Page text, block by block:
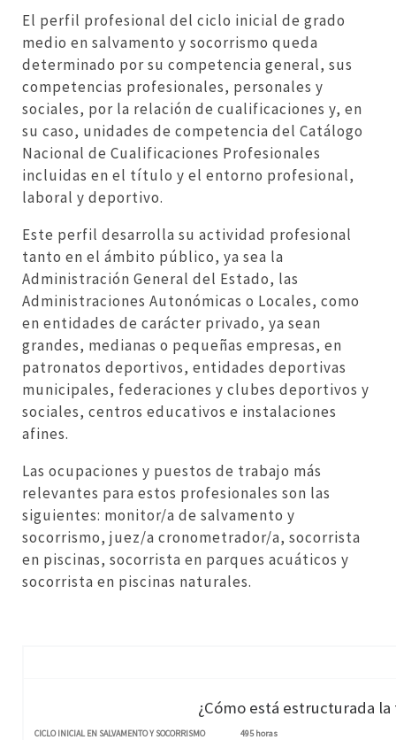
El perfil profesional del ciclo inicial de grado
medio en salvamento y socorrismo queda
determinado por su competencia general, sus
competencias profesionales, personales y
sociales, por la relación de cualificaciones y, en
su caso, unidades de competencia del Catálogo
Nacional de Cualificaciones Profesionales
incluidas en el título y el entorno profesional,
laboral y deportivo.
Este perfil desarrolla su actividad profesional
tanto en el ámbito público, ya sea la
Administración General del Estado, las
Administraciones Autonómicas o Locales, como
en entidades de carácter privado, ya sean
grandes, medianas o pequeñas empresas, en
patronatos deportivos, entidades deportivas
municipales, federaciones y clubes deportivos y
sociales, centros educativos e instalaciones
afines.
Las ocupaciones y puestos de trabajo más
relevantes para estos profesionales son las
siguientes: monitor/a de salvamento y
socorrismo, juez/a cronometrador/a, socorrista
en piscinas, socorrista en parques acuáticos y
socorrista en piscinas naturales.
¿Cómo está estructurada
CICLO INICIAL EN SALVAMENTO Y SOCORRISMO 495 horas